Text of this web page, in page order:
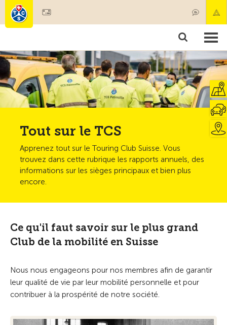
Membres & prestations
Tests, sécurité & santé
Tout sur le TCS
Apprenez tout sur le Touring Club Suisse. Vous
trouvez dans cette rubrique les rapports annuels, des
informations sur les sièges principaux et bien plus
encore.
Ce qu'il faut savoir sur le plus grand
Club de la mobilité en Suisse
Nous nous engageons pour nos membres afin de garantir
leur qualité de vie par leur mobilité personnelle et pour
contribuer à la prospérité de notre société.